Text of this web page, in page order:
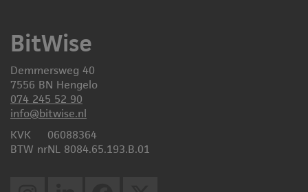
BitWise
Demmersweg 40
7556 BN Hengelo
074 245 52 90
info@bitwise.nl
KVK
06088364
BTW nrNL 8084.65.193.B.01